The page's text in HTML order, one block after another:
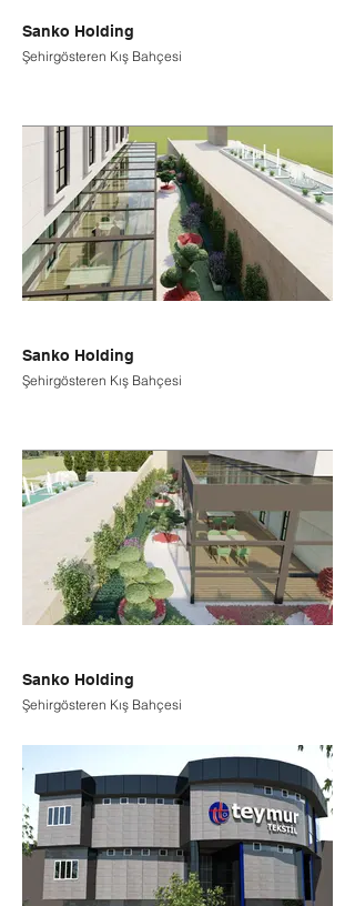
Sanko Holding
Şehirgösteren Kış Bahçesi
Sanko Holding
Şehirgösteren Kış Bahçesi
Sanko Holding
Şehirgösteren Kış Bahçesi